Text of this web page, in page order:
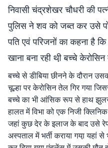
निवासी चंद्रशेखर चौधरी की
पुलिस ने शव को जब्त कर उसे
पति एवं परिजनों का कहना है
खाना बना रही थी़ बच्चे
बच्चे से डीबिया छीनने के दौरान
चूल्हा पर केरोसिन तेल गिर गया
बच्चे का भी आंसिक रूप से हाथ
हालत में विभा को एक निजी क्लिनिक
जहां कुछ देर के इलाज के बाद उसे
अस्पताल में भर्ती कराया गया़ यहां